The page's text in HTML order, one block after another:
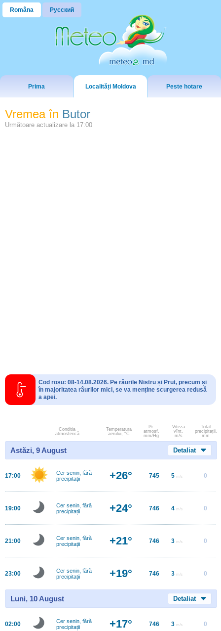
Româna Русский
Prima Localități Moldova Peste hotare
Vremea în Butor
Următoare actualizare la 17:00
Cod roșu: 08-14.08.2026. Pe râurile Nistru și Prut, precum și
în majoritatea râurilor mici, se va menține scurgerea redusă
a apei.
Conditia
atmosferică
Temperatura
aerului, °C
Pr.
atmosf.
mm/Hg
Viteza
vînt.
m/s
Total
precipitații,
mm
Astăzi, 9 August Detaliat
17:00
Cer senin, fără
precipitații
+26° 745 5 m/s 0
19:00
Cer senin, fără
precipitații
+24° 746 4 m/s 0
21:00
Cer senin, fără
precipitații
+21° 746 3 m/s 0
23:00
Cer senin, fără
precipitații
+19° 746 3 m/s 0
Luni, 10 August Detaliat
02:00
Cer senin, fără
precipitații
+17° 746 3 m/s 0